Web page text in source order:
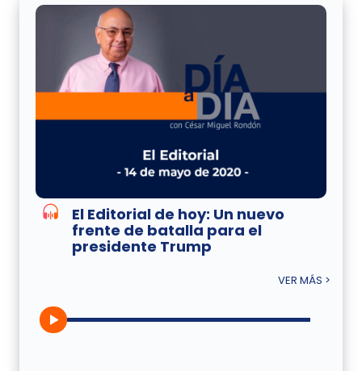
El Editorial de hoy: Un nuevo
frente de batalla para el
presidente Trump
VER MÁS >